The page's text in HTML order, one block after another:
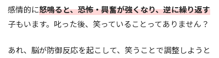
感情的に怒鳴ると、恐怖・興奮が強くなり、逆に繰り返す
子もいます。叱った後、笑っていることってありません？
あれ、脳が防御反応を起こして、笑うことで調整しようと